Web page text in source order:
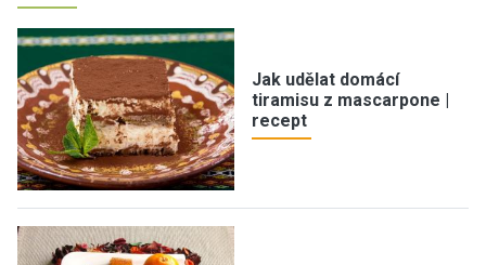
Jak udělat domácí
tiramisu z mascarpone |
recept